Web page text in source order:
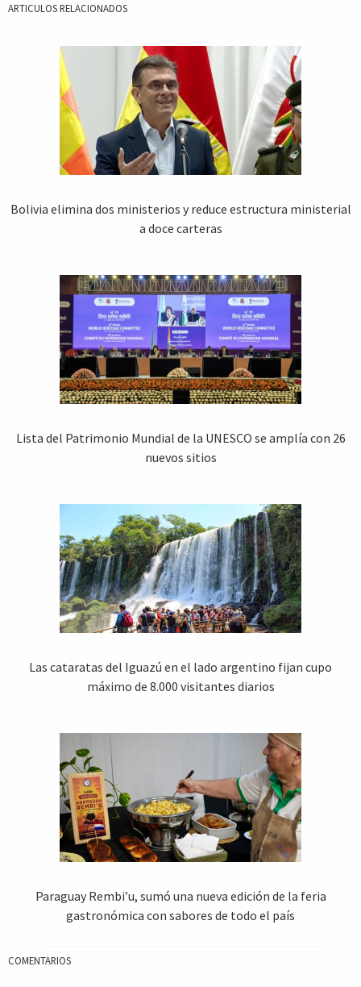
ARTICULOS RELACIONADOS
Bolivia elimina dos ministerios y reduce estructura ministerial
a doce carteras
Lista del Patrimonio Mundial de la UNESCO se amplía con 26
nuevos sitios
Las cataratas del Iguazú en el lado argentino fijan cupo
máximo de 8.000 visitantes diarios
Paraguay Rembi’u, sumó una nueva edición de la feria
gastronómica con sabores de todo el país
COMENTARIOS